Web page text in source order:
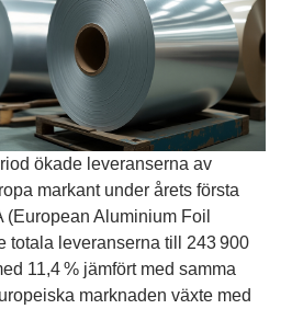
ökade leveranserna av
markant under årets första
(European Aluminium Foil
totala leveranserna till 243 900
11,4 % jämfört med samma
marknaden växte med